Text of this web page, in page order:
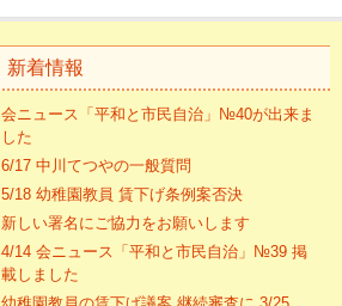
新着情報
会ニュース「平和と市民自治」№40が出来ま
した
6/17 中川てつやの一般質問
5/18 幼稚園教員 賃下げ条例案否決
新しい署名にご協力をお願いします
4/14 会ニュース「平和と市民自治」№39 掲
載しました